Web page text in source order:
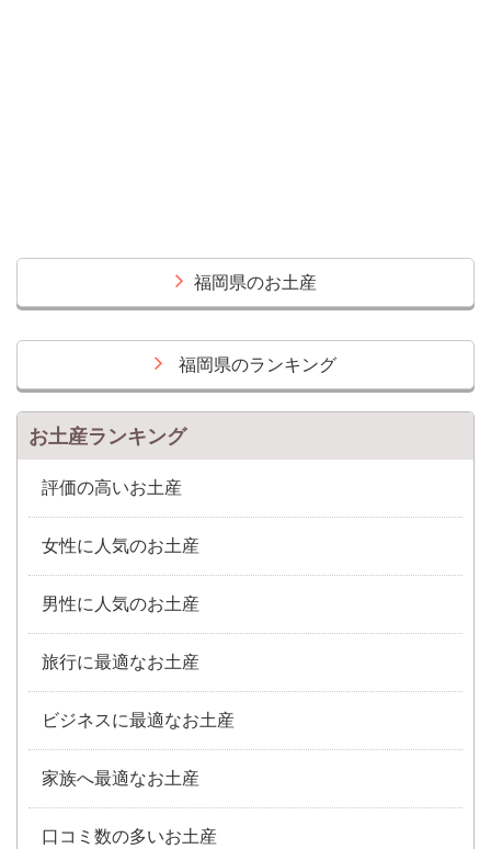
福岡県のお土産
福岡県のランキング
お土産ランキング
評価の高いお土産
女性に人気のお土産
男性に人気のお土産
旅行に最適なお土産
ビジネスに最適なお土産
家族へ最適なお土産
口コミ数の多いお土産